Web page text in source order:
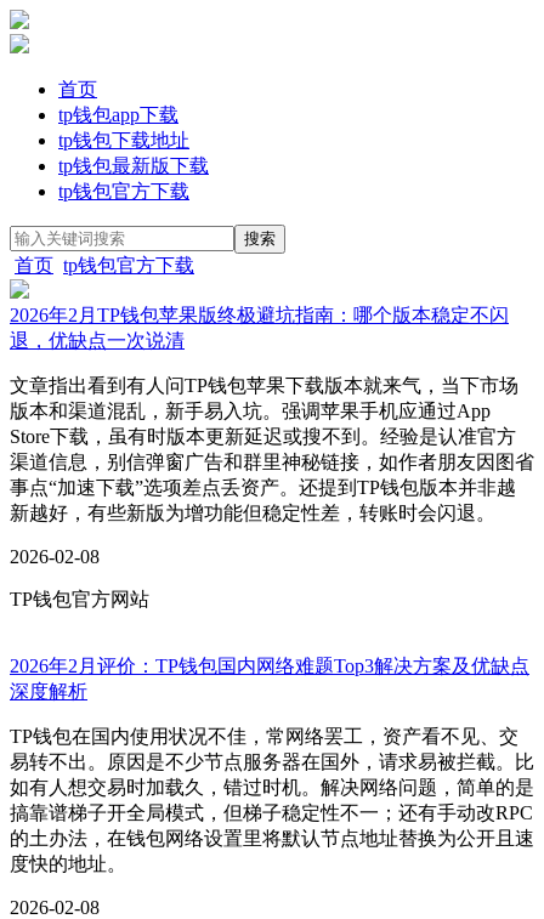
首页
tp钱包app下载
tp钱包下载地址
tp钱包最新版下载
tp钱包官方下载
首页 tp钱包官方下载
2026年2月TP钱包苹果版终极避坑指南：哪个版本稳定不闪
退，优缺点一次说清
文章指出看到有人问TP钱包苹果下载版本就来气，当下市场
版本和渠道混乱，新手易入坑。强调苹果手机应通过App
Store下载，虽有时版本更新延迟或搜不到。经验是认准官方
渠道信息，别信弹窗广告和群里神秘链接，如作者朋友因图省
事点“加速下载”选项差点丢资产。还提到TP钱包版本并非越
新越好，有些新版为增功能但稳定性差，转账时会闪退。
2026-02-08
TP钱包官方网站
2026年2月评价：TP钱包国内网络难题Top3解决方案及优缺点
深度解析
TP钱包在国内使用状况不佳，常网络罢工，资产看不见、交
易转不出。原因是不少节点服务器在国外，请求易被拦截。比
如有人想交易时加载久，错过时机。解决网络问题，简单的是
搞靠谱梯子开全局模式，但梯子稳定性不一；还有手动改RPC
的土办法，在钱包网络设置里将默认节点地址替换为公开且速
度快的地址。
2026-02-08